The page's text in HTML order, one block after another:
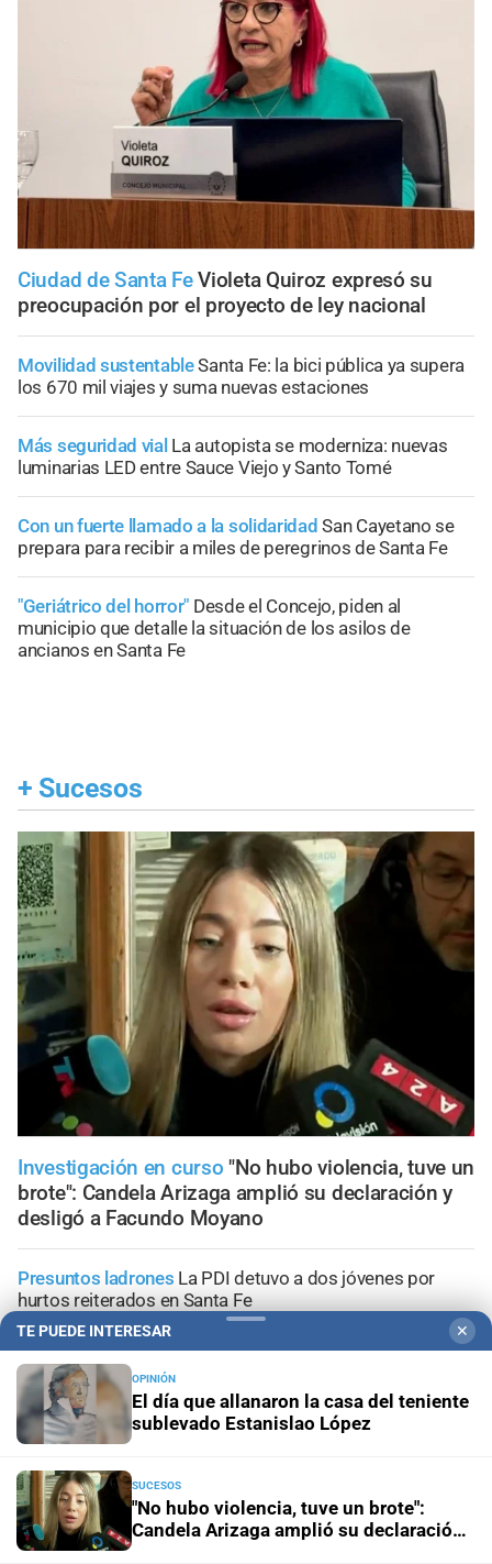
Ciudad de Santa Fe Violeta Quiroz expresó su
preocupación por el proyecto de ley nacional
Movilidad sustentableSanta Fe: la bici pública ya supera
los 670 mil viajes y suma nuevas estaciones
Más seguridad vial La autopista se moderniza: nuevas
luminarias LED entre Sauce Viejo y Santo Tomé
Con un fuerte llamado a la solidaridad San Cayetano se
prepara para recibir a miles de peregrinos de Santa Fe
"Geriátrico del horror" Desde el Concejo, piden al
municipio que detalle la situación de los asilos de
ancianos en Santa Fe
+ Sucesos
Investigación en curso "No hubo violencia, tuve un
brote": Candela Arizaga amplió su declaración y
desligó a Facundo Moyano
Presuntos ladrones La PDI detuvo a dos jóvenes por
hurtos reiterados en Santa Fe
Justicia Federal
sellan el final de la cueva financiera del Puerto
Geriátrico del horror
El escalofriante relato de una hija
ancianos
Crimen en ChacoCaso Matías Guardia: la acusada
TE PUEDE INTERESAR ✕
OPINIÓN
El día que allanaron la casa del teniente
sublevado Estanislao López
SUCESOS
"No hubo violencia, tuve un brote":
Candela Arizaga amplió su declaración